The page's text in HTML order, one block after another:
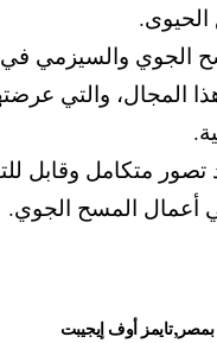
الحيوى.
الجوي والسيزمي
المجال، والتي
تصور متكامل وقابل
أعمال المسح الجوي.
بمصر تايمز أوف إيجيبت